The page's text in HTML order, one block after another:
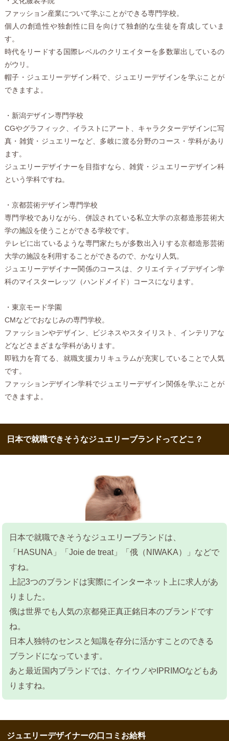
ファッション産業について学ぶことができる専門学校。
個人の創造性や独創性に目を向けて独創的な生徒を育成していま
す。
時代をリードする国際レベルのクリエイターを多数輩出しているの
がウリ。
帽子・ジュエリーデザイン科で、ジュエリーデザインを学ぶことが
できますよ。
・新潟デザイン専門学校
CGやグラフィック、イラストにアート、キャラクターデザインに写
真・雑貨・ジュエリーなど、多岐に渡る分野のコース・学科があり
ます。
ジュエリーデザイナーを目指すなら、雑貨・ジュエリーデザイン科
という学科ですね。
・京都芸術デザイン専門学校
専門学校でありながら、併設されている私立大学の京都造形芸術大
学の施設を使うことができる学校です。
テレビに出ているような専門家たちが多数出入りする京都造形芸術
大学の施設を利用することができるので、かなり人気。
ジュエリーデザイナー関係のコースは、クリエイティブデザイン学
科のマイスターレッツ（ハンドメイド）コースになります。
・東京モード学園
CMなどでおなじみの専門学校。
ファッションやデザイン、ビジネスやスタイリスト、インテリアな
どなどさまざまな学科があります。
即戦力を育てる、就職支援カリキュラムが充実していることで人気
です。
ファッションデザイン学科でジュエリーデザイン関係を学ぶことが
できますよ。
日本で就職できそうなジュエリーブランドってどこ？
日本で就職できそうなジュエリーブランドは、
「HASUNA」「Joie de treat」「俄（NIWAKA）」などで
すね。
上記3つのブランドは実際にインターネット上に求人があ
りました。
俄は世界でも人気の京都発正真正銘日本のブランドです
ね。
日本人独特のセンスと知識を存分に活かすことのできる
ブランドになっています。
あと最近国内ブランドでは、ケイウノやIPRIMOなどもあ
りますね。
ジュエリーデザイナーの口コミお給料